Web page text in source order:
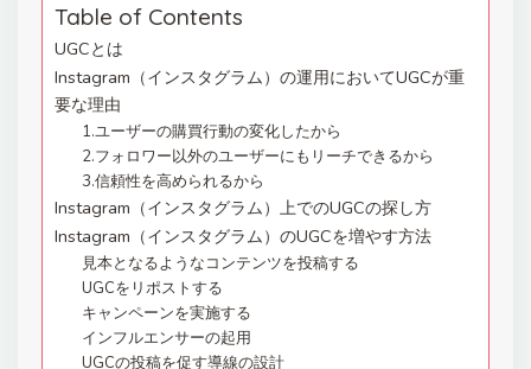
Table of Contents
UGCとは
Instagram（インスタグラム）の運用においてUGCが重
要な理由
1.ユーザーの購買行動の変化したから
2.フォロワー以外のユーザーにもリーチできるから
3.信頼性を高められるから
Instagram（インスタグラム）上でのUGCの探し方
Instagram（インスタグラム）のUGCを増やす方法
見本となるようなコンテンツを投稿する
UGCをリポストする
キャンペーンを実施する
インフルエンサーの起用
UGCの投稿を促す導線の設計